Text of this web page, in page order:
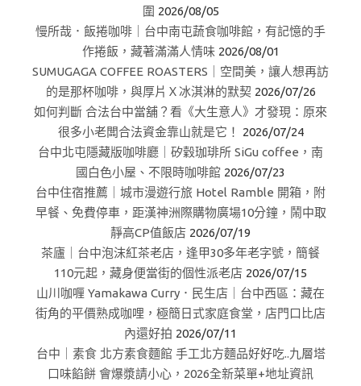
圍 2026/08/05
慢所哉．飯捲咖啡｜台中南屯蔬食咖啡館，有記憶的手
作捲飯，藏著滿滿人情味 2026/08/01
SUMUGAGA COFFEE ROASTERS｜空間美，讓人想再訪
的是那杯咖啡，與厚片Ｘ冰淇淋的默契 2026/07/26
如何判斷 合法台中當舖？看《大生意人》才發現：原來
很多小老闆合法資金靠山就是它！
2026/07/24
台中北屯隱藏版咖啡廳｜矽穀珈琲所 SiGu coffee，南
國白色小屋、不限時咖啡館 2026/07/23
台中住宿推薦｜城市漫遊行旅 Hotel Ramble 開箱，附
早餐、免費停車，距漢神洲際購物廣場10分鐘，鬧中取
靜高CP值飯店 2026/07/19
茶廬｜台中泡沫紅茶老店，逢甲30多年老字號，簡餐
110元起，藏身便當街的個性派老店 2026/07/15
山川咖喱 Yamakawa Curry．民生店｜台中西區：藏在
街角的平價熟成咖哩，極簡日式家庭食堂，店門口比店
內還好拍 2026/07/11
台中｜素食 北方素食麵館 手工北方麵品好好吃..九層塔
口味餡餅 會爆漿請小心，2026全新菜單+地址資訊